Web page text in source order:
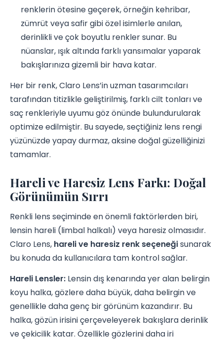
renklerin ötesine geçerek, örneğin kehribar,
zümrüt veya safir gibi özel isimlerle anılan,
derinlikli ve çok boyutlu renkler sunar. Bu
nüanslar, ışık altında farklı yansımalar yaparak
bakışlarınıza gizemli bir hava katar.
Her bir renk, Claro Lens’in uzman tasarımcıları
tarafından titizlikle geliştirilmiş, farklı cilt tonları ve
saç renkleriyle uyumu göz önünde bulundurularak
optimize edilmiştir. Bu sayede, seçtiğiniz lens rengi
yüzünüzde yapay durmaz, aksine doğal güzelliğinizi
tamamlar.
Hareli ve Haresiz Lens Farkı: Doğal
Görünümün Sırrı
Renkli lens seçiminde en önemli faktörlerden biri,
lensin hareli (limbal halkalı) veya haresiz olmasıdır.
Claro Lens, hareli ve haresiz renk seçeneğisunarak
bu konuda da kullanıcılara tam kontrol sağlar.
Hareli Lensler: Lensin dış kenarında yer alan belirgin
koyu halka, gözlere daha büyük, daha belirgin ve
genellikle daha genç bir görünüm kazandırır. Bu
halka, gözün irisini çerçeveleyerek bakışlara derinlik
ve çekicilik katar. Özellikle gözlerini daha iri